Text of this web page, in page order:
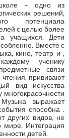
– одно из
решений,
потенциала
с целью более
учащихся. Дети
Вместе с
кино, театр и ,
ученику
связи
прививают
вид искусства
выражает
способна .
других видов, не
Интеграция
детей.